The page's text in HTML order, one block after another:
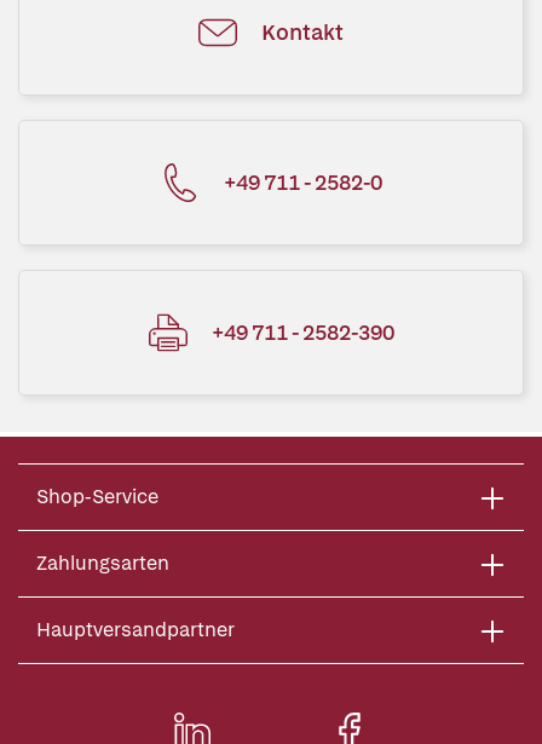
Kontakt
+49 711 - 2582-0
+49 711 - 2582-390
Shop-Service
Zahlungsarten
Hauptversandpartner